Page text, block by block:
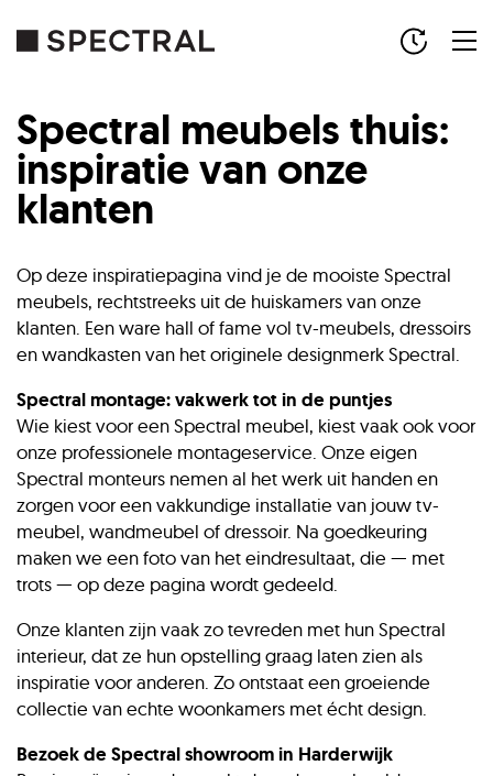
Spectral meubels thuis:
inspiratie van onze
klanten
Op deze inspiratiepagina vind je de mooiste Spectral
meubels, rechtstreeks uit de huiskamers van onze
klanten. Een ware hall of fame vol tv-meubels, dressoirs
en wandkasten van het originele designmerk Spectral.
Spectral montage: vakwerk tot in de puntjes
Wie kiest voor een Spectral meubel, kiest vaak ook voor
onze professionele montageservice. Onze eigen
Spectral monteurs nemen al het werk uit handen en
zorgen voor een vakkundige installatie van jouw tv-
meubel, wandmeubel of dressoir. Na goedkeuring
maken we een foto van het eindresultaat, die — met
trots — op deze pagina wordt gedeeld.
Onze klanten zijn vaak zo tevreden met hun Spectral
interieur, dat ze hun opstelling graag laten zien als
inspiratie voor anderen. Zo ontstaat een groeiende
collectie van echte woonkamers met écht design.
Bezoek de Spectral showroom in Harderwijk